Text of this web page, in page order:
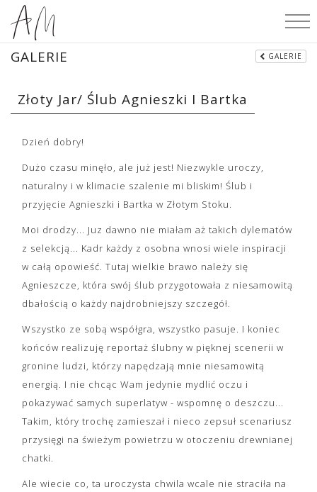
GALERIE GALERIE
Złoty Jar/ Ślub Agnieszki I Bartka
Dzień dobry!
Dużo czasu minęło, ale już jest! Niezwykle uroczy,
naturalny i w klimacie szalenie mi bliskim! Ślub i
przyjęcie Agnieszki i Bartka w Złotym Stoku.
Moi drodzy... Juz dawno nie miałam aż takich dylematów
z selekcją... Kadr każdy z osobna wnosi wiele inspiracji
w całą opowieść. Tutaj wielkie brawo należy się
Agnieszcze, która swój ślub przygotowała z niesamowitą
dbałością o każdy najdrobniejszy szczegół.
Wszystko ze sobą współgra, wszystko pasuje. I koniec
końców realizuję reportaż ślubny w pięknej scenerii w
gronine ludzi, którzy napędzają mnie niesamowitą
energią. I nie chcąc Wam jedynie mydlić oczu i
pokazywać samych superlatyw - wspomnę o deszczu...
Takim, który trochę zamieszał i nieco zepsuł scenariusz
przysięgi na świeżym powietrzu w otoczeniu drewnianej
chatki.
Ale wiecie co, ta uroczysta chwila wcale nie straciła na